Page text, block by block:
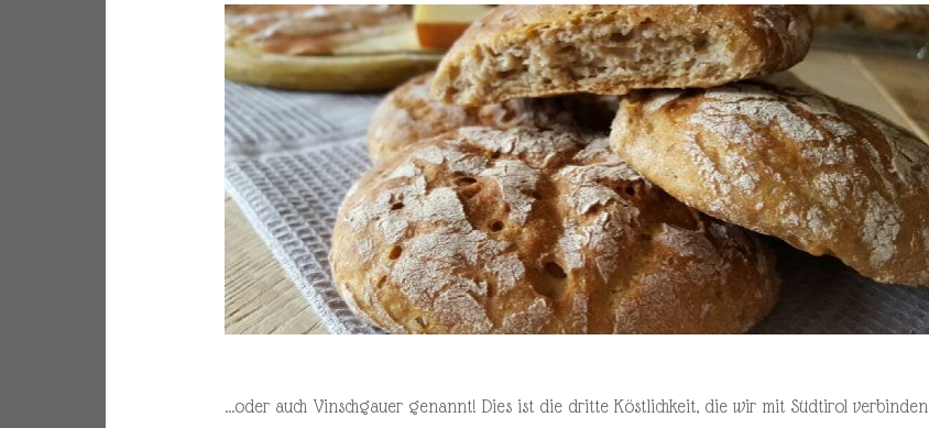
…oder auch Vinschgauer genannt! Dies ist die dritte Köstlichkeit, die wir mit Südtirol verbinden